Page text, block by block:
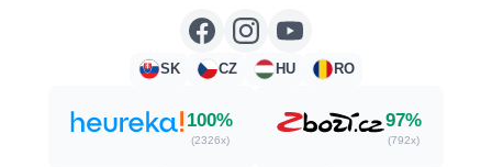
SK CZ HU RO
100%
(2326x)
97%
(792x)